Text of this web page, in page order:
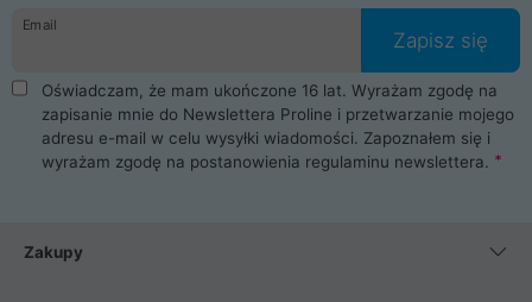
danych osobowych. Dlatego zakup notebooka albo laptopa w
ProLine to czysta przyjemność i pełne bezpieczeństwo.
Zaopatrzysz się u nas w akcesoria i części komputerowe
takie jak procesory, karty graficzne, płyty główne, pamięci,
dyski SSD, M.2 oraz HDD. Nasi pracownicy pomogą Ci wybrać
najlepszy zasilacz komputerowy oraz obudowę do komputera.
Poza komputerami mamy również najlepsze na rynku
Smartfony takich producentów jak Xiaomi, Apple, Samsung i
wentylatory. Na koniec mając już to wszystko, możesz
Email
Zapisz się
Oświadczam, że mam ukończone 16 lat. Wyrażam zgodę na
zapisanie mnie do Newslettera Proline i przetwarzanie mojego
adresu e-mail w celu wysyłki wiadomości. Zapoznałem się i
wyrażam zgodę na postanowienia regulaminu newslettera.
Zakupy